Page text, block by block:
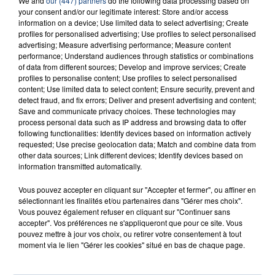
Sur La Piste
EVA
FIL D'ACTU
your consent and/or our legitimate interest: Store and/or access
information on a device; Use limited data to select advertising; Create
profiles for personalised advertising; Use profiles to select personalised
advertising; Measure advertising performance; Measure content
performance; Understand audiences through statistics or combinations
of data from different sources; Develop and improve services; Create
profiles to personalise content; Use profiles to select personalised
content; Use limited data to select content; Ensure security, prevent and
detect fraud, and fix errors; Deliver and present advertising and content;
Save and communicate privacy choices. These technologies may
process personal data such as IP address and browsing data to offer
following functionalities: Identify devices based on information actively
requested; Use precise geolocation data; Match and combine data from
other data sources; Link different devices; Identify devices based on
information transmitted automatically.
Vous pouvez accepter en cliquant sur "Accepter et fermer", ou affiner en
sélectionnant les finalités et/ou partenaires dans "Gérer mes choix".
Vous pouvez également refuser en cliquant sur "Continuer sans
accepter". Vos préférences ne s'appliqueront que pour ce site. Vous
pouvez mettre à jour vos choix, ou retirer votre consentement à tout
moment via le lien "Gérer les cookies" situé en bas de chaque page.